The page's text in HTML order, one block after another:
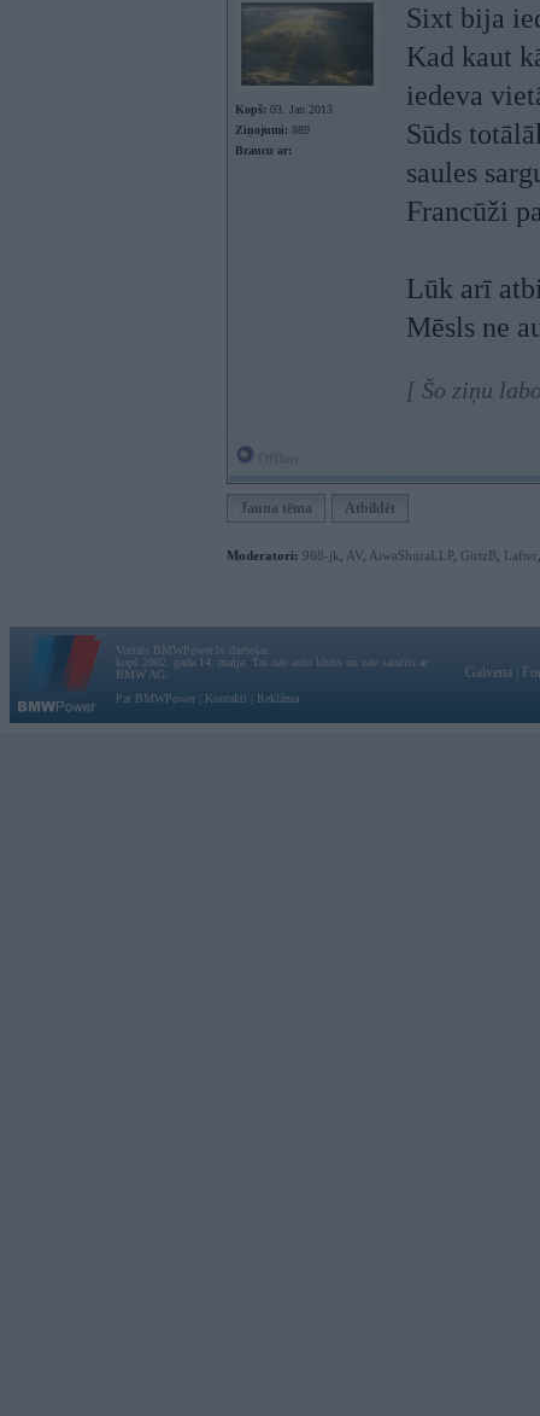
Kopš: 03. Jan 2013
Ziņojumi: 889
Braucu ar:
Sixt bija
Kad kaut
iedeva
Sūds
saules
Francūži
Lūk arī
Mēsls ne
[ Šo ziņu
Jauna tēma Atbildēt
Moderatori: 968-jk AV AiwaShuraLLP, GirtzB Lafter
Vortāls BMWPower.lv darbojas
kopš 2002. gada 14. maija. Tas nav auto klubs un nav saistīts ar
BMW AG.
Par BMWPower
Kontakti Reklāma
Galvena